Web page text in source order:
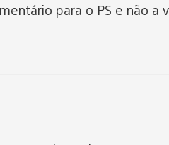
para o PS e não a